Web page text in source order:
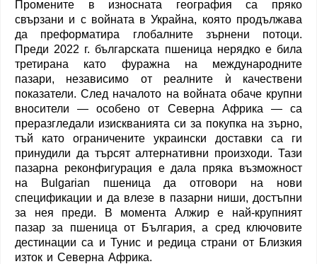
Промените в износната география са пряко
свързани и с войната в Украйна, която продължава
да преформатира глобалните зърнени потоци.
Преди 2022 г. българската пшеница нерядко е била
третирана като фуражна на международните
пазари, независимо от реалните ѝ качествени
показатели. След началото на войната обаче крупни
вносители — особено от Северна Африка — са
преразгледали изискванията си за покупка на зърно,
тъй като ограничените украински доставки са ги
принудили да търсят алтернативни произходи. Тази
пазарна реконфигурация е дала пряка възможност
на Bulgarian пшеница да отговори на нови
спецификации и да влезе в пазарни ниши, достъпни
за нея преди. В момента Алжир е най-крупният
пазар за пшеница от България, а сред ключовите
дестинации са и Тунис и редица страни от Близкия
изток и Северна Африка.